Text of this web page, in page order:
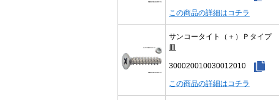
この商品の詳細はコチラ
サンコータイト（＋）Ｐタイプ
皿
300020010030012010
この商品の詳細はコチラ